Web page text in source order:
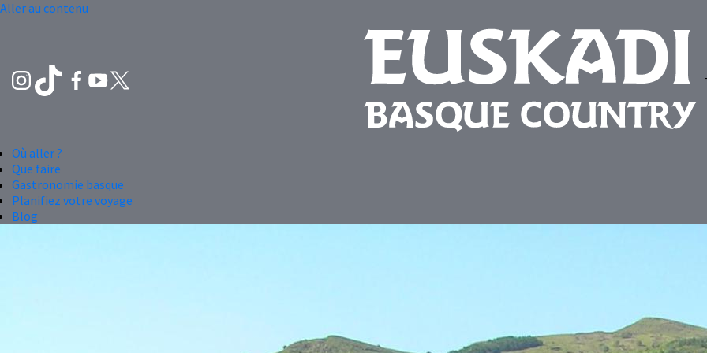
Aller au contenu
Où aller ?
Que faire
Gastronomie basque
Planifiez votre voyage
Blog